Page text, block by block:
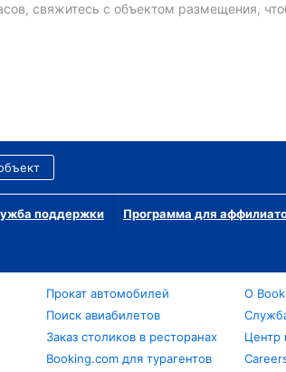
свяжитесь с объектом размещения,
поддержки Программа для
Прокат автомобилей
Поиск авиабилетов
Заказ столиков в ресторанах
Booking.com для турагентов
О
Центр